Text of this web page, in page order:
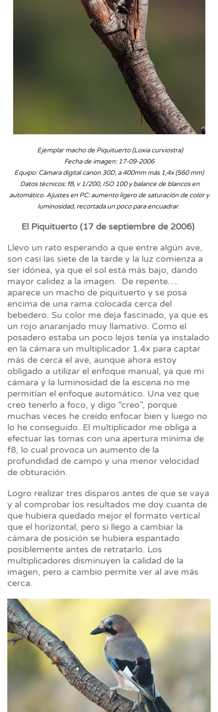
Ejemplar macho de Piquituerto (Loxia curviostra)
Fecha de imagen: 17-09-2006
Equipo: Cámara digital canon 30D, a 400mm más 1,4x (560 mm)
Datos técnicos: f8, v 1/200, ISO 100 y balance de blancos en
automático. Ajustes en PC: aumento ligero de saturación de color y
luminosidad, recortada un poco para encuadrar.
El Piquituerto (17 de septiembre de 2006)
Llevo un rato esperando a que entre algún ave,
son casi las siete de la tarde y la luz comienza a
ser idónea, ya que el sol está más bajo, dando
mayor calidez a la imagen. De repente….
aparece un macho de piquituerto y se posa
encima de una rama colocada cerca del
bebedero. Su color me deja fascinado, ya que es
un rojo anaranjado muy llamativo. Como el
posadero estaba un poco lejos tenía ya instalado
en la cámara un multiplicador 1.4x para captar
más de cerca el ave, aunque ahora estoy
obligado a utilizar el enfoque manual, ya que mi
cámara y la luminosidad de la escena no me
permitían el enfoque automático. Una vez que
creo tenerlo a foco, y digo “creo”, porque
muchas veces he creído enfocar bien y luego no
lo he conseguido. El multiplicador me obliga a
efectuar las tomas con una apertura mínima de
f8, lo cual provoca un aumento de la
profundidad de campo y una menor velocidad
de obturación.
Logro realizar tres disparos antes de que se vaya
y al comprobar los resultados me doy cuanta de
que hubiera quedado mejor el formato vertical
que el horizontal, pero si llego a cambiar la
cámara de posición se hubiera espantado
posiblemente antes de retratarlo. Los
multiplicadores disminuyen la calidad de la
imagen, pero a cambio permite ver al ave más
cerca.